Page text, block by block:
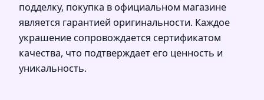
подделку, покупка в официальном магазине
является гарантией оригинальности. Каждое
украшение сопровождается сертификатом
качества, что подтверждает его ценность и
уникальность.